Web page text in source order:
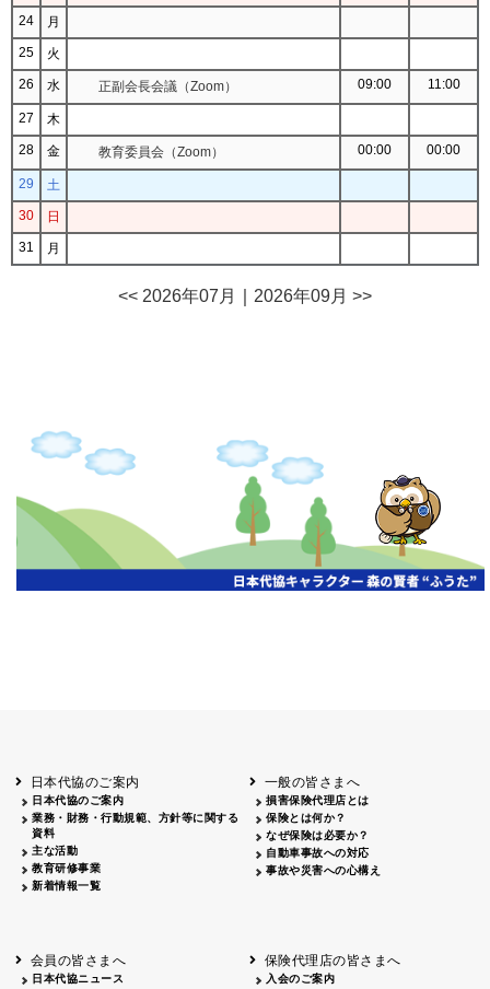
24
月
25
火
26
水 正副会長会議（Zoom） 09:00 11:00
27
木
28
金 教育委員会（Zoom） 00:00 00:00
29
土
30
日
31
月
<< 2026年07月 2026年09月 >>
日本代協のご案内
日本代協のご案内
業務・財務・行動規範、方針等に関する
資料
主な活動
教育研修事業
新着情報一覧
一般の皆さまへ
損害保険代理店とは
保険とは何か？
なぜ保険は必要か？
自動車事故への対応
事故や災害への心構え
会員の皆さまへ
日本代協ニュース
保険代理店の皆さまへ
入会のご案内